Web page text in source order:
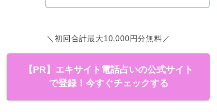
＼初回合計最大10,000円分無料／
【PR】エキサイト電話占いの公式サイト
で登録！今すぐチェックする